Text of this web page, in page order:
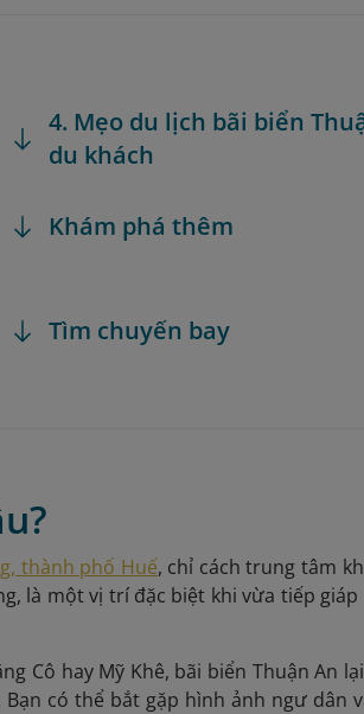
4. Mẹo du lịch bãi biển
du khách
Khám phá thêm
Tìm chuyến bay
thành phố Huế, chỉ cách trung tâm
là một vị trí đặc biệt khi vừa tiếp giáp
Cô hay Mỹ Khê, bãi biển Thuận An
có thể bắt gặp hình ảnh ngư dân